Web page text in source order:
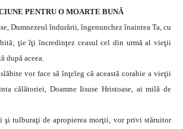
PENTRU O MOARTE BUNĂ
Dumnezeul îndurării, îngenunchez înaintea Ta, cu
ţie îţi încredinţez ceasul cel din urmă al vieţii
după aceea.
vor face să înţeleg că această corabie a vieţii
călătoriei, Doamne Iisuse Hristoase, ai milă de
şi tulburaţi de apropierea morţii, vor privi stăruitor